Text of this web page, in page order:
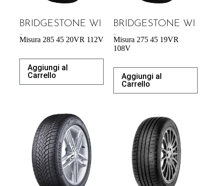
BRIDGESTONE WI
Misura 285 45 20VR 112V
Aggiungi al
Carrello
BRIDGESTONE WI
Misura 275 45 19VR
108V
Aggiungi al
Carrello